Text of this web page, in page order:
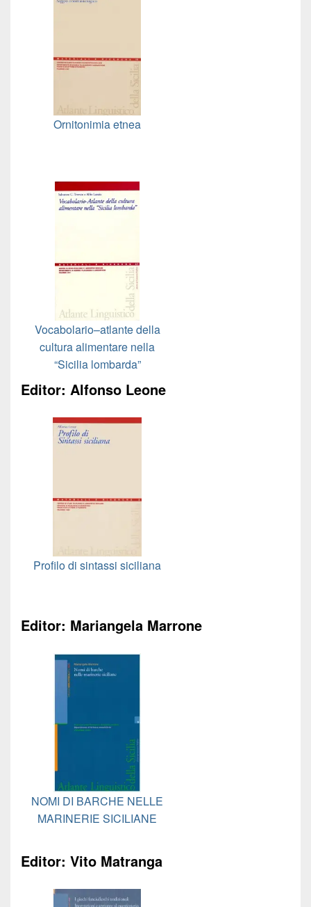
Ornitonimia etnea
Vocabolario–atlante della
cultura alimentare nella
“Sicilia lombarda”
Editor: Alfonso Leone
Profilo di sintassi siciliana
Editor: Mariangela Marrone
NOMI DI BARCHE NELLE
MARINERIE SICILIANE
Editor: Vito Matranga